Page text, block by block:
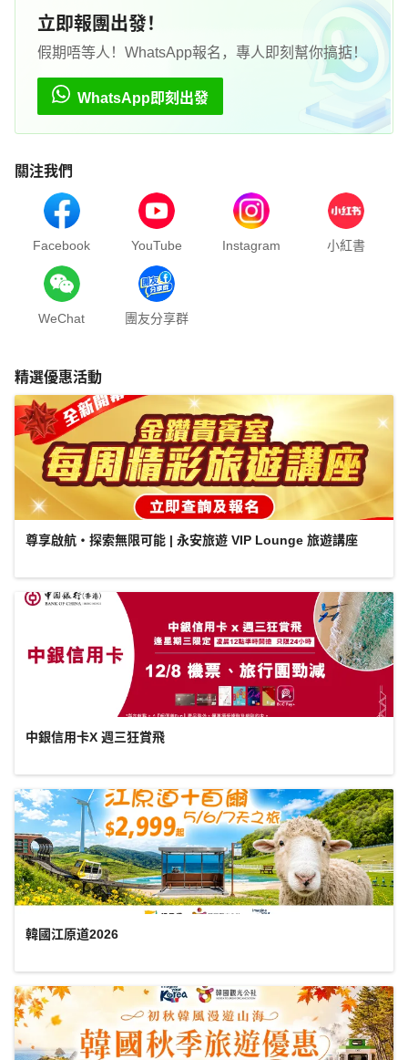
立即報團出發！
假期唔等人！WhatsApp報名，專人即刻幫你搞掂！
WhatsApp即刻出發
關注我們
Facebook YouTube Instagram 小紅書
WeChat 團友分享群
精選優惠活動
尊享啟航・探索無限可能 | 永安旅遊 VIP Lounge 旅遊講座
中銀信用卡X 週三狂賞飛
韓國江原道2026